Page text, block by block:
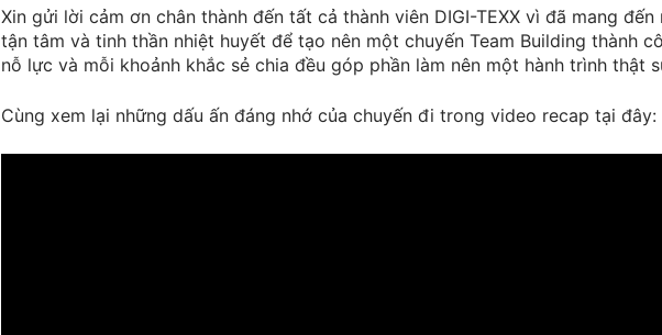
Xin gửi lời cảm ơn chân thành đến tất cả thành viên DIGI-TEXX vì đã mang
tận tâm và tinh thần nhiệt huyết để tạo nên một chuyến Team Building thành
nỗ lực và mỗi khoảnh khắc sẻ chia đều góp phần làm nên một hành trình thật
Cùng xem lại những dấu ấn đáng nhớ của chuyến đi trong video recap tại đây: